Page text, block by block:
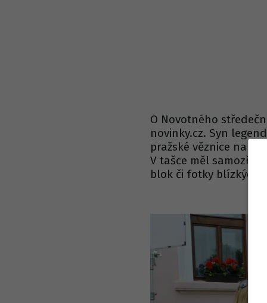
O Novotného
novinky.cz. Syn
pražské věznice na
V tašce měl
blok či fotky blízkých.